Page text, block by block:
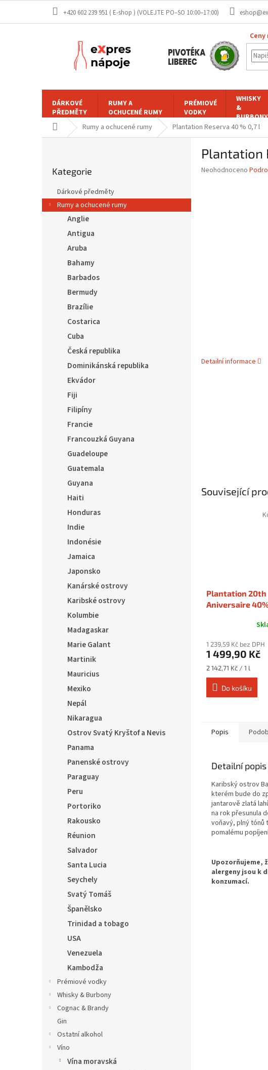
obsah
+420 602 239 951 ( E-shop )
DÁRKOVÉ
PŘEDMĚTY
RUMY A
OCHUCENÉ RUMY
PRÉMIOVÉ
VODKY
WHISKY
&
BURBONY
Domů Rumy a ochucené rumy Plantation Reserva 40 % 0,7 l
a
n
kategorie
Kategorie
Dárkové předměty
Rumy a ochucené rumy
Anglie
Antigua
Aruba
Bahamy
Barbados
Bermudy
Brazílie
Costarica
Cuba
Česká republika
Dominikánská republika
Ekvádor
Fiji
Filipíny
Francie
Francouzká Guyana
Guadeloupe
Guatemala
Guyana
Haiti
Honduras
Indie
Indonésie
Jamaica
Japonsko
Kanárské ostrovy
Karibské ostrovy
Kolumbie
Madagaskar
Marie Galant
Martinik
Mauricius
Mexiko
Nepál
Nikaragua
Ostrov Svatý Kryštof a Nevis
Panama
Panenské ostrovy
Paraguay
Peru
Portoriko
Rakousko
Réunion
Salvador
Santa Lucia
Seychely
Svatý Tomáš
Španělsko
Trinidad a tobago
USA
Venezuela
Kambodža
Prémiové vodky
Whisky & Burbony
Cognac & Brandy
Gin
Ostatní alkohol
Víno
Vína moravská
Plantation
Průměrné
Neohodnoceno
Detailní informace
Související
Plantation 20th
Aniversaire
1 239,59 Kč bez DPH
1 499,90 Kč
Měrná
cena:
2 142,71 Kč / 1 l
Do košíku
Popis
Detailní
Karibský ostrov
kterém bude do
jantarově zlatá
na rok přesunula
voňavý, plný tónů
pomalému